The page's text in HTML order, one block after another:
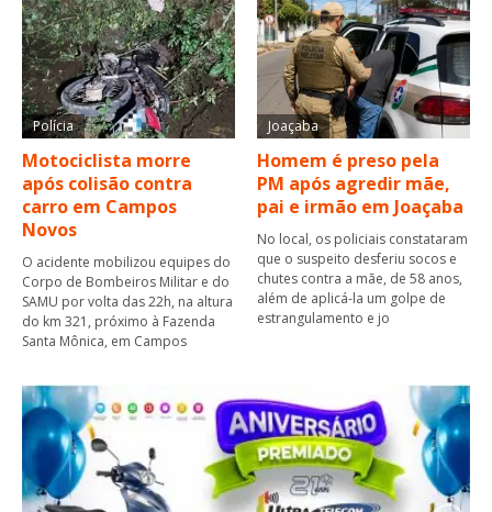
Polícia
Motociclista morre
após colisão contra
carro em Campos
Novos
O acidente mobilizou equipes do
Corpo de Bombeiros Militar e do
SAMU por volta das 22h, na altura
do km 321, próximo à Fazenda
Santa Mônica, em Campos
Joaçaba
Homem é preso pela
PM após agredir mãe,
pai e irmão em Joaçaba
No local, os policiais constataram
que o suspeito desferiu socos e
chutes contra a mãe, de 58 anos,
além de aplicá-la um golpe de
estrangulamento e jo